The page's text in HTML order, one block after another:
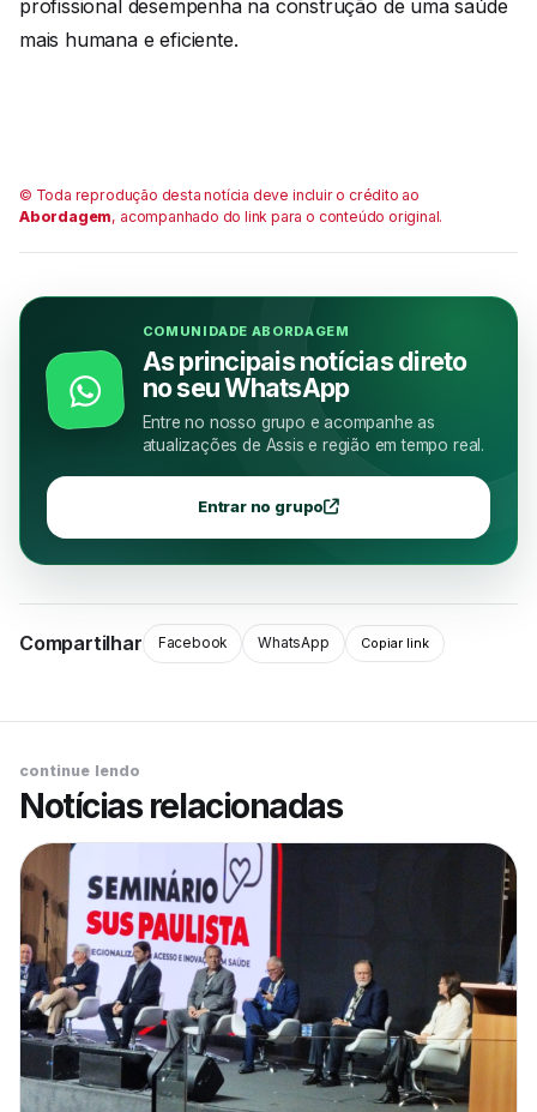
profissional desempenha na construção de uma saúde
mais humana e eficiente.
© Toda reprodução desta notícia deve incluir o crédito ao
Abordagem, acompanhado do link para o conteúdo original.
COMUNIDADE ABORDAGEM
As principais notícias direto
no seu WhatsApp
Entre no nosso grupo e acompanhe as
atualizações de Assis e região em tempo real.
Entrar no grupo
Compartilhar Facebook WhatsApp Copiar link
continue lendo
Notícias relacionadas